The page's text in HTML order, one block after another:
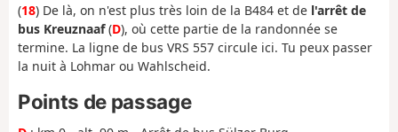
(18) De là, on n'est plus très loin de la B484 et de l'arrêt de
bus Kreuznaaf(D), où cette partie de la randonnée se
termine. La ligne de bus VRS 557 circule ici. Tu peux passer
la nuit à Lohmar ou Wahlscheid.
Points de passage